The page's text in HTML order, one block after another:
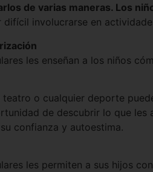
de varias maneras. Los
difícil involucrarse en
les enseñan a los niños
teatro o cualquier deporte
de descubrir lo que
confianza y autoestima.
les permiten a sus hijos